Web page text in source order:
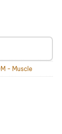
- Muscle